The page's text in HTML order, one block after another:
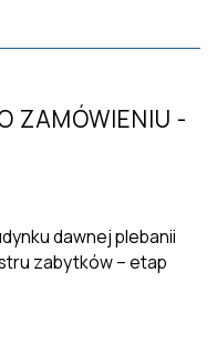
ZAMÓWIENIU -
dawnej plebanii
zabytków – etap